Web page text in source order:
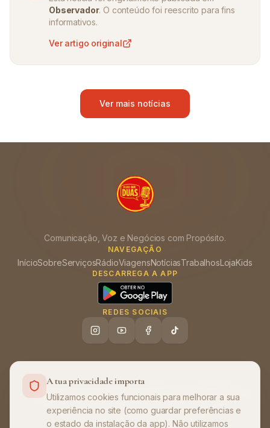
Observador. O conteúdo foi reescrito para fins
informativos.
Ver artigo original
Ver mais notícias
Comunicação, Voz e Negócios com Propósito.
NAVEGAÇÃO
InícioSobreServiçosRádioViagensNotíciasTrabalhosLojaKids
DESCARREGA A APP
REDES SOCIAIS
Ajuda (FAQ)•Política de Privacidade • Termos de Utilização
©2026 Olha que Duas. Todos os direitos
A tua privacidade importa
Utilizamos cookies funcionais para melhorar a sua
experiência no site (como guardar preferências e
o estado da instalação da app). Não utilizamos